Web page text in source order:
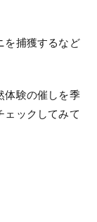
を捕獲するなど
体験の催しを季
ェックしてみて